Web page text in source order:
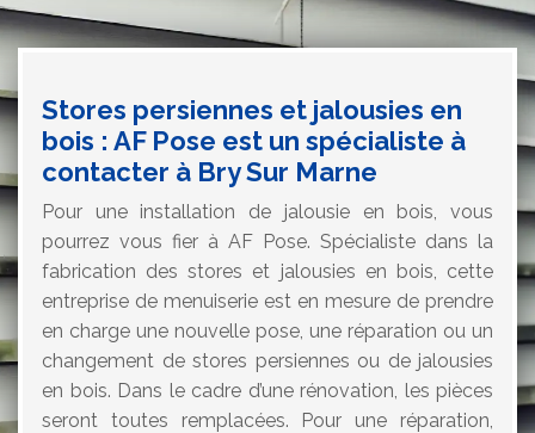
Stores persiennes et jalousies en
bois : AF Pose est un spécialiste à
contacter à Bry Sur Marne
Pour une installation de jalousie en bois, vous
pourrez vous fier à AF Pose. Spécialiste dans la
fabrication des stores et jalousies en bois, cette
entreprise de menuiserie est en mesure de prendre
en charge une nouvelle pose, une réparation ou un
changement de stores persiennes ou de jalousies
en bois. Dans le cadre d’une rénovation, les pièces
seront toutes remplacées. Pour une réparation,